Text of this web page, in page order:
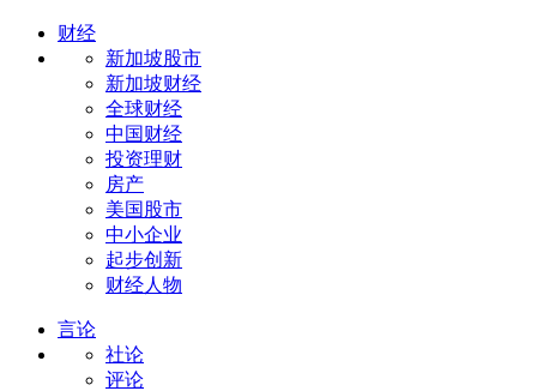
财经
新加坡股市
新加坡财经
全球财经
中国财经
投资理财
房产
美国股市
中小企业
起步创新
财经人物
言论
社论
评论